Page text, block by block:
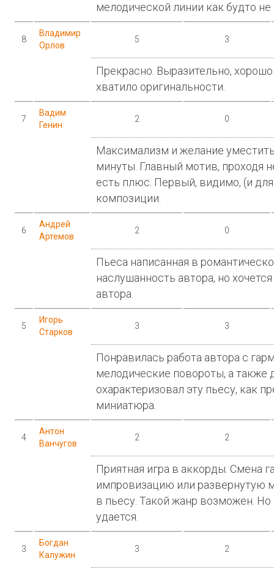
мелодической линии как будто не
8
Владимир
Орлов
5 3
Прекрасно. Выразительно,
хватило оригинальности.
7
Вадим
Генин
2 0
Максимализм и желание
минуты. Главный мотив, проходя
есть плюс. Первый, видимо, (и
композиции.
6
Андрей
Артемов
2 0
Пьеса написанная в
наслушанность автора, но
автора.
5
Игорь
Старков
3 3
Понравилась работа автора с
мелодические повороты, а также
охарактеризовал эту пьесу, как
миниатюра.
4
Антон
Ванчугов
2 2
Приятная игра в аккорды. Смена
импровизацию или развернутую
в пьесу. Такой жанр возможен.
удается.
3
Богдан
Калужин
3 2